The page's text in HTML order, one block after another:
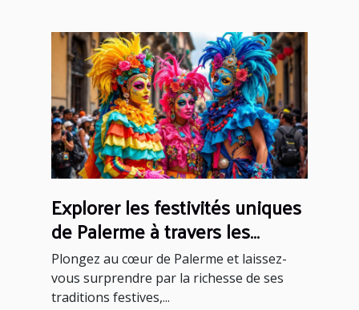
Explorer les festivités uniques
de Palerme à travers les
saisons
Plongez au cœur de Palerme et laissez-
vous surprendre par la richesse de ses
traditions festives,...